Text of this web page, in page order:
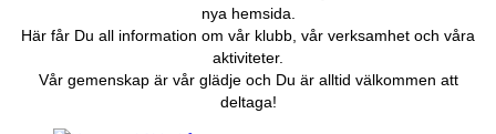
nya hemsida.
Här får Du all information om vår klubb, vår verksamhet och våra
aktiviteter.
Vår gemenskap är vår glädje och Du är alltid välkommen att
deltaga!